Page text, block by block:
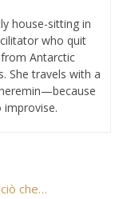
house-sitting in
who quit
Antarctic
She travels with a
che…